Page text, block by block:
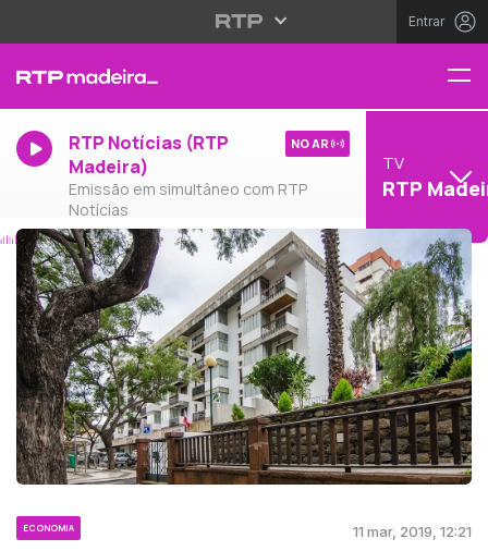
Entrar
RTP Notícias (RTP
Madeira)
Emissão em simultâneo com RTP
Notícias
NO AR
TV
RTP
ECONOMIA 11 mar, 2019, 12:21